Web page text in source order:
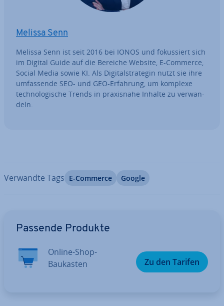
Melissa Senn
Melissa Senn ist seit 2016 bei IONOS und fo­kus­siert sich
im Digital Guide auf die Bereiche Website, E-Commerce,
Social Media sowie KI. Als Di­gi­tal­stra­te­gin nutzt sie ihre
um­fas­sen­de SEO- und GEO-Erfahrung, um komplexe
tech­no­lo­gi­sche Trends in pra­xis­na­he Inhalte zu ver­wan­
deln.
Verwandte Tags E-Commerce Google
Passende Produkte
Online-Shop-
Baukasten
Zu den Tarifen